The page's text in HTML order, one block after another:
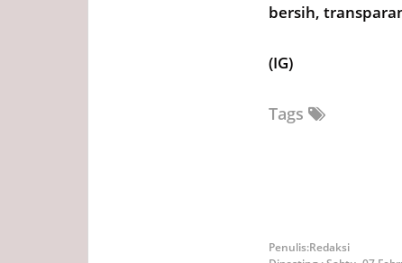
bersih,
(IG)
Tags
Redaksi